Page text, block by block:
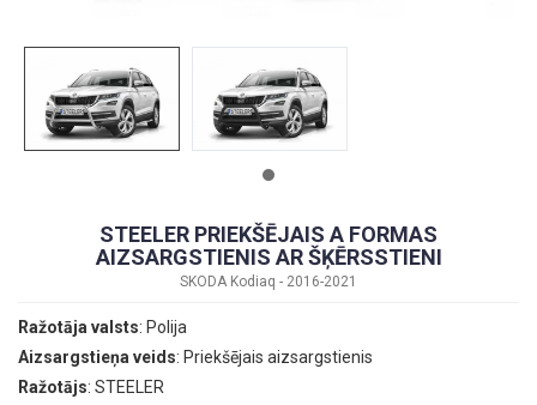
STEELER PRIEKŠĒJAIS A FORMAS
AIZSARGSTIENIS AR ŠĶĒRSSTIENI
SKODA Kodiaq - 2016-2021
Ražotāja valsts: Polija
Aizsargstieņa veids: Priekšējais aizsargstienis
Ražotājs: STEELER